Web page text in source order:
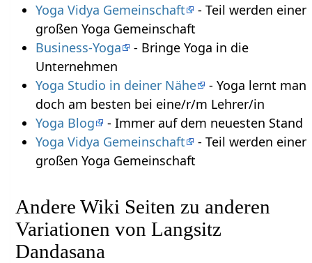
Yoga Vidya Gemeinschaft
- Teil werden einer
großen Yoga Gemeinschaft
Business-Yoga
- Bringe Yoga in die
Unternehmen
Yoga Studio in deiner Nähe
- Yoga lernt man
doch am besten bei eine/r/m Lehrer/in
Yoga Blog
- Immer auf dem neuesten Stand
Yoga Vidya Gemeinschaft
- Teil werden einer
großen Yoga Gemeinschaft
Andere Wiki Seiten zu anderen
Variationen von Langsitz
Dandasana